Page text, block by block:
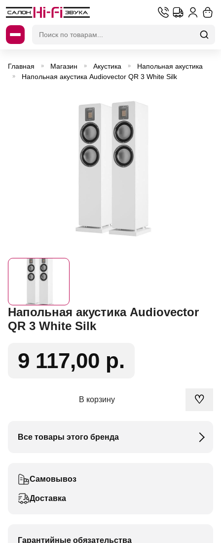
Главная » Магазин » Акустика » Напольная акустика
» Напольная акустика Audiovector QR 3 White Silk
Напольная акустика Audiovector
QR 3 White Silk
9 117,00 р.
В корзину ♡
Все товары этого бренда
Самовывоз
Доставка
Гарантийные обязательства